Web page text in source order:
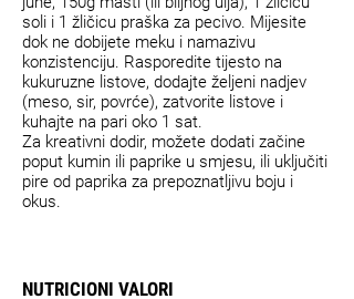
soli i 1 žličicu praška za pecivo. Mijesite
dok ne dobijete meku i namazivu
konzistenciju. Rasporedite tijesto na
kukuruzne listove, dodajte željeni nadjev
(meso, sir, povrće), zatvorite listove i
kuhajte na pari oko 1 sat.
Za kreativni dodir, možete dodati začine
poput kumin ili paprike u smjesu, ili uključiti
pire od paprika za prepoznatljivu boju i
okus.
NUTRICIONI VALORI